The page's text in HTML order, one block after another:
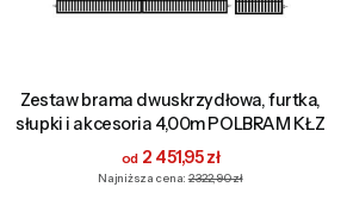
Zestaw brama dwuskrzydłowa, furtka,
słupki i akcesoria 4,00m POLBRAM KŁZ
Cena promocyjna
2 451,95 zł
Najniższa cena: 2 322,90 zł